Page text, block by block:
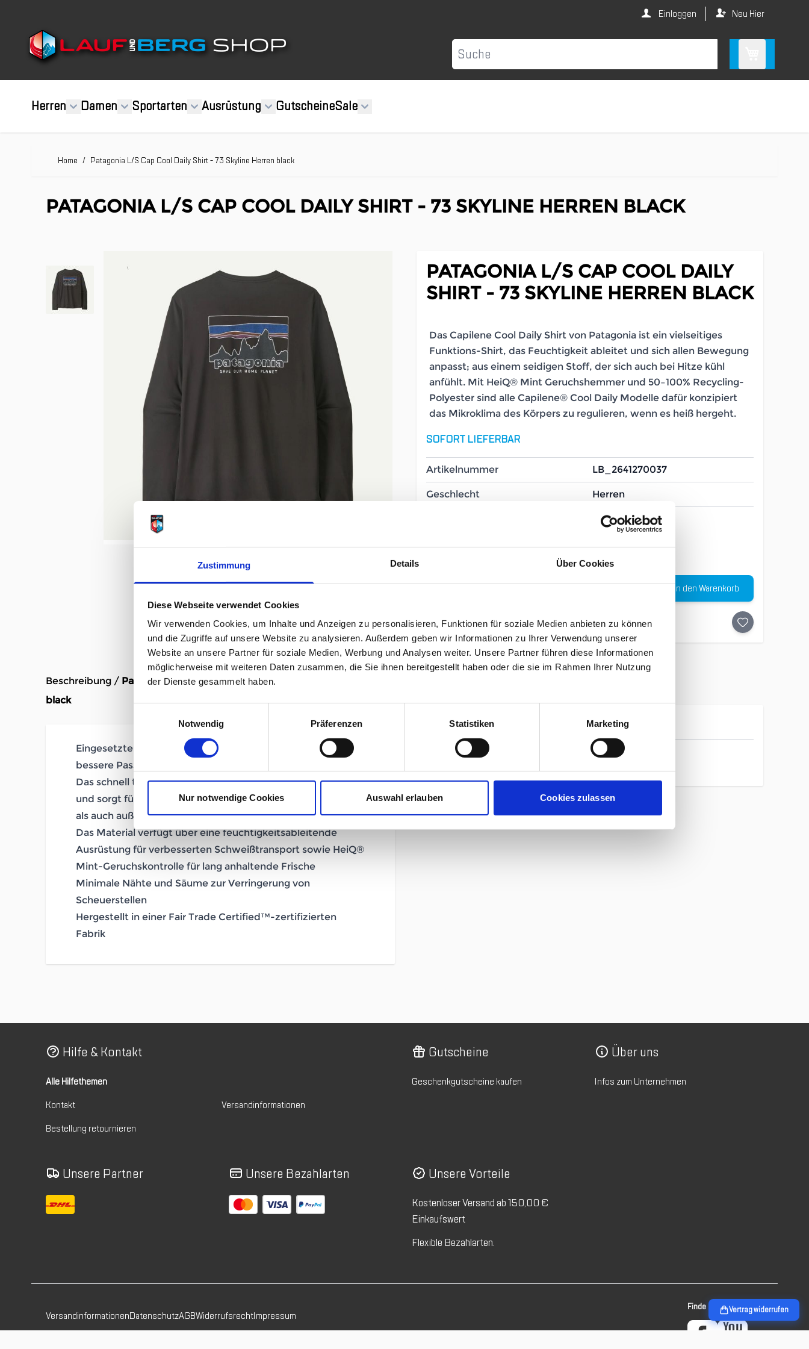
Zustimmung Details Über Cookies
Diese Webseite verwendet Cookies
Wir verwenden Cookies, um Inhalte und Anzeigen zu personalisieren, Funktionen für soziale Medien anbieten zu können
und die Zugriffe auf unsere Website zu analysieren. Außerdem geben wir Informationen zu Ihrer Verwendung unserer
Website an unsere Partner für soziale Medien, Werbung und Analysen weiter. Unsere Partner führen diese Informationen
möglicherweise mit weiteren Daten zusammen, die Sie ihnen bereitgestellt haben oder die sie im Rahmen Ihrer Nutzung
der Dienste gesammelt haben.
Notwendig
Präferenzen Statistiken Marketing
Nur notwendige Cookies Auswahl erlauben Cookies zulassen
Einloggen Neu Hier
Suche
Herren Damen Sportarten Ausrüstung GutscheineSale
Home / Patagonia L/S Cap Cool Daily Shirt - 73 Skyline Herren black
PATAGONIA L/S CAP COOL DAILY SHIRT - 73 SKYLINE HERREN BLACK
PATAGONIA L/S CAP COOL DAILY
SHIRT - 73 SKYLINE HERREN BLACK
Das Capilene Cool Daily Shirt von Patagonia ist ein vielseitiges
Funktions-Shirt, das Feuchtigkeit ableitet und sich allen Bewegung
anpasst; aus einem seidigen Stoff, der sich auch bei Hitze kühl
anfühlt. Mit HeiQ® Mint Geruchshemmer und 50–100% Recycling-
Polyester sind alle Capilene® Cool Daily Modelle dafür konzipiert
das Mikroklima des Körpers zu regulieren, wenn es heiß hergeht.
SOFORT LIEFERBAR
Artikelnummer LB_2641270037
Geschlecht Herren
XXL
Menge In den Warenkorb
Beschreibung / Patagonia L/S Cap Cool Daily Shirt - 73 Skyline Herren
black
Eingesetzte Ärmel für mehr Bewegungsfreiheit und eine
bessere Passform
Das schnell trocknende Stretchmaterial fühlt sich kühl an
und sorgt für hohen Tragekomfort bei Aktivitäten sowohl im
als auch außerhalb des Wassers
Das Material verfügt über eine feuchtigkeitsableitende
Ausrüstung für verbesserten Schweißtransport sowie HeiQ®
Mint-Geruchskontrolle für lang anhaltende Frische
Minimale Nähte und Säume zur Verringerung von
Scheuerstellen
Hergestellt in einer Fair Trade Certified™-zertifizierten
Fabrik
Hersteller Patagonia
Hilfe & Kontakt
Alle Hilfethemen
Kontakt
Versandinformationen
Bestellung retournieren
Gutscheine
Geschenkgutscheine kaufen
Über uns
Infos zum Unternehmen
Unsere Partner Unsere Bezahlarten Unsere Vorteile
Kostenloser Versand ab 150,00 €
Einkaufswert
Flexible Bezahlarten.
VersandinformationenDatenschutzAGBWiderrufsrechtImpressum
Finde mehr Inspiration:
Vertrag widerrufen